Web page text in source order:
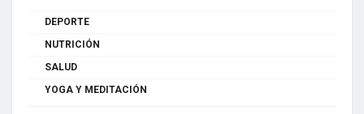
DEPORTE
NUTRICIÓN
SALUD
YOGA Y MEDITACIÓN